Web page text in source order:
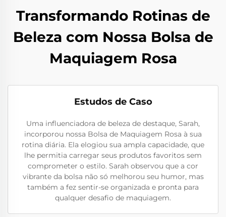
Transformando Rotinas de
Beleza com Nossa Bolsa de
Maquiagem Rosa
Estudos de Caso
Uma influenciadora de beleza de destaque, Sarah,
incorporou nossa Bolsa de Maquiagem Rosa à sua
rotina diária. Ela elogiou sua ampla capacidade, que
lhe permitia carregar seus produtos favoritos sem
comprometer o estilo. Sarah observou que a cor
vibrante da bolsa não só melhorou seu humor, mas
também a fez sentir-se organizada e pronta para
qualquer desafio de maquiagem.